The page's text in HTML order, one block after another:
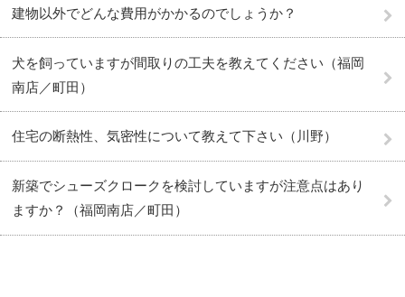
建物以外でどんな費用がかかるのでしょうか？
犬を飼っていますが間取りの工夫を教えてください（福岡
南店／町田）
住宅の断熱性、気密性について教えて下さい（川野）
新築でシューズクロークを検討していますが注意点はあり
ますか？（福岡南店／町田）